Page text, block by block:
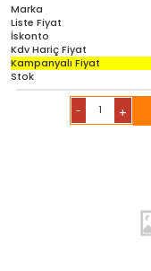
Marka
Liste Fiyat
İskonto
Kdv Hariç Fiyat
Kampanyalı Fiyat
Stok
- +